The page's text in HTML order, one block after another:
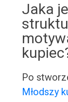
Jaka
Po
Młodszy